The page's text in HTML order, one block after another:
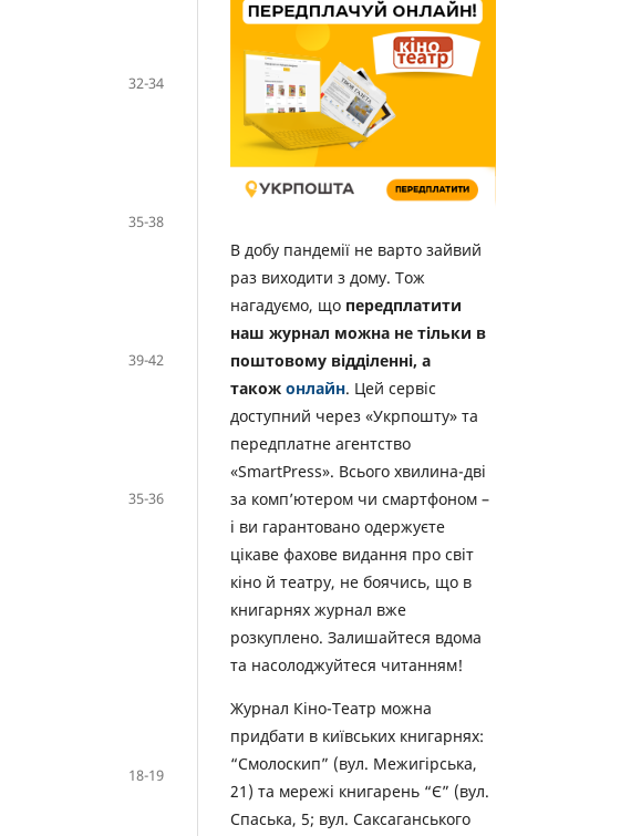
32-34
35-38
39-42
35-36
18-19
В добу пандемії не варто зайвий
раз виходити з дому. Тож
нагадуємо, що передплатити
наш журнал можна не тільки в
поштовому відділенні, а
також онлайн. Цей сервіс
доступний через «Укрпошту» та
передплатне агентство
«SmartPress». Всього хвилина-дві
за комп’ютером чи смартфоном –
і ви гарантовано одержуєте
цікаве фахове видання про світ
кіно й театру, не боячись, що в
книгарнях журнал вже
розкуплено. Залишайтеся вдома
та насолоджуйтеся читанням!
Журнал Кіно-Театр можна
придбати в київських книгарнях:
“Смолоскип” (вул. Межигірська,
21) та мережі книгарень “Є” (вул.
Спаська, 5; вул. Саксаганського